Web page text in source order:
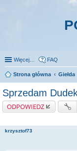
Więcej… FAQ
Strona główna Giełda
Sprzedam
ODPOWIEDZ
krzysztof73